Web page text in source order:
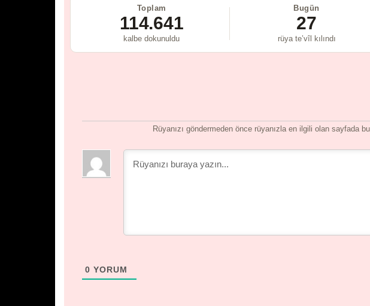
Toplam
114.641
kalbe dokunuldu
Bugün
27
rüya te’vîl kılındı
Rüyanızı göndermeden önce rüyanızla en ilgili olan sayfada
0 YORUM